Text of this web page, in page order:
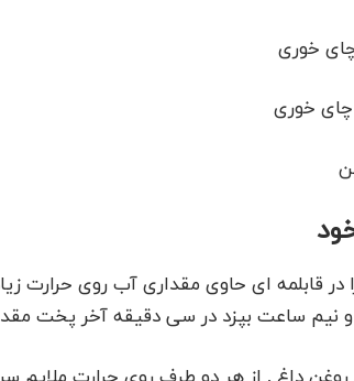
قابلمه ای حاوی مقداری آب روی حرارت
نیم ساعت بپزد در سی دقیقه آخر پخت